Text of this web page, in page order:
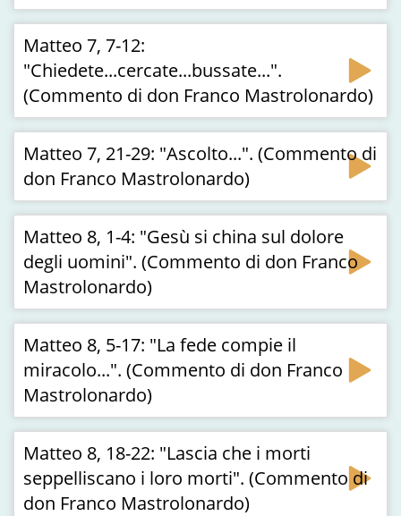
Matteo 7, 7-12:
"Chiedete...cercate...bussate...".
(Commento di don Franco Mastrolonardo)
Matteo 7, 21-29: "Ascolto...". (Commento di
don Franco Mastrolonardo)
Matteo 8, 1-4: "Gesù si china sul dolore
degli uomini". (Commento di don Franco
Mastrolonardo)
Matteo 8, 5-17: "La fede compie il
miracolo...". (Commento di don Franco
Mastrolonardo)
Matteo 8, 18-22: "Lascia che i morti
seppelliscano i loro morti". (Commento di
don Franco Mastrolonardo)